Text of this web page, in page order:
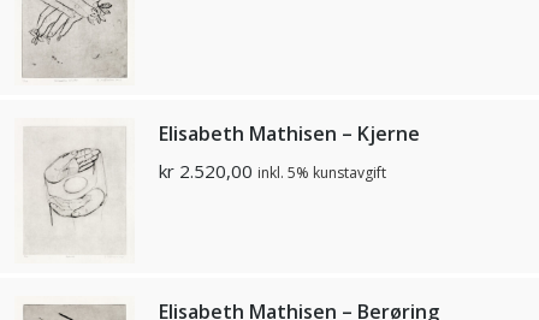
Elisabeth Mathisen – Kjerne
kr 2.520,00 inkl. 5% kunstavgift
Elisabeth Mathisen – Berøring